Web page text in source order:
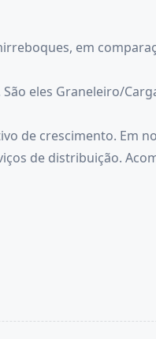
em
eles Graneleiro/Carga
de crescimento. Em
de distribuição.